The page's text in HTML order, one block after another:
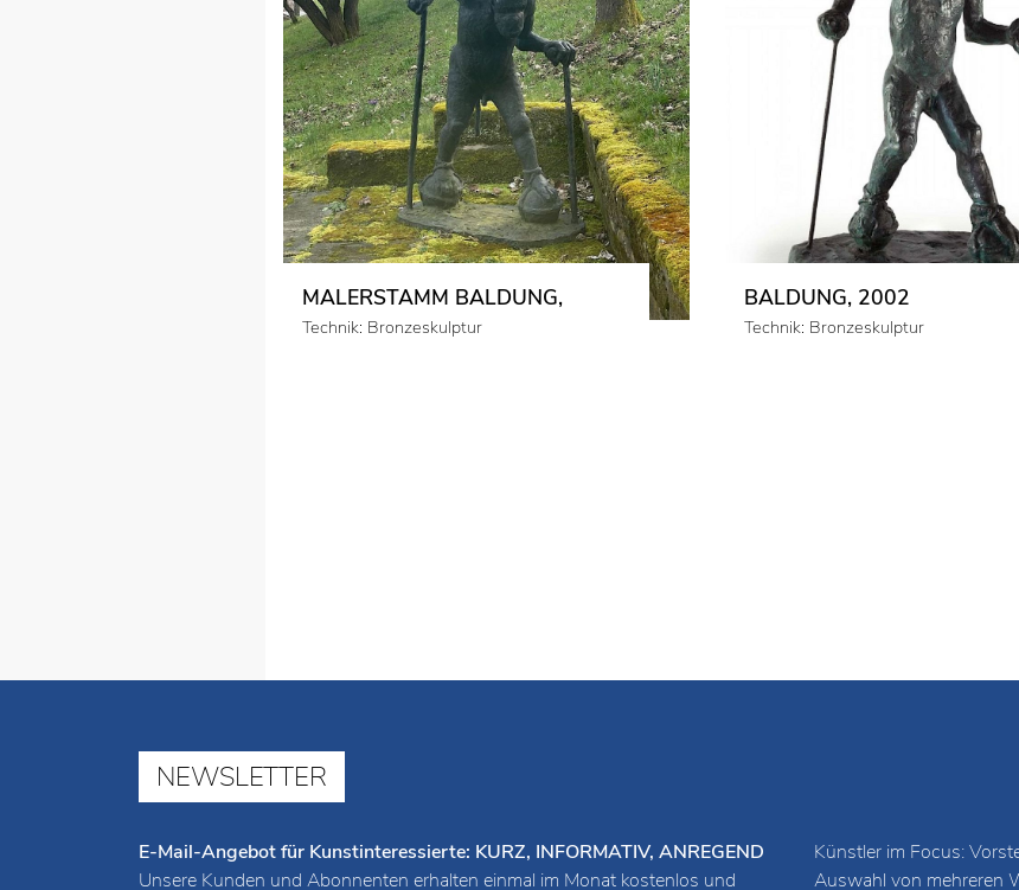
MALERSTAMM BALDUNG,
Technik: Bronzeskulptur
BALDUNG, 2002
Technik: Bronzeskulptur
NEWSLETTER
E-Mail-Angebot für Kunstinteressierte: KURZ, INFORMATIV, ANREGEND
Unsere Kunden und Abonnenten erhalten einmal im Monat kostenlos und
Künstler im Focus:
Auswahl von mehreren